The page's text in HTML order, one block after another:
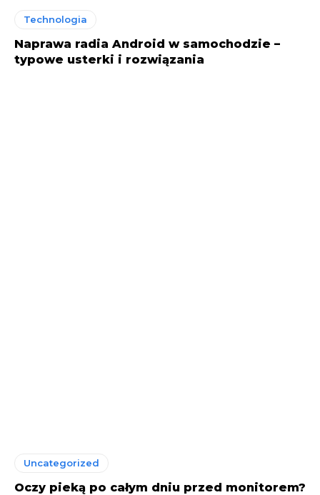
Technologia
Naprawa radia Android w samochodzie –
typowe usterki i rozwiązania
Uncategorized
Oczy pieką po całym dniu przed monitorem?